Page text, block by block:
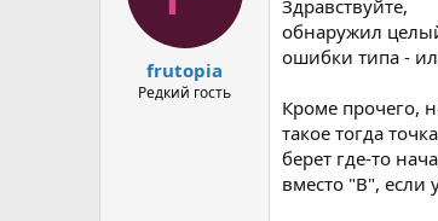
д
а
н
frutopia
Редкий гость
Здравствуйте,
обнаружил
ошибки типа -
Кроме прочего,
такое тогда
берет где-то
вместо "В", если